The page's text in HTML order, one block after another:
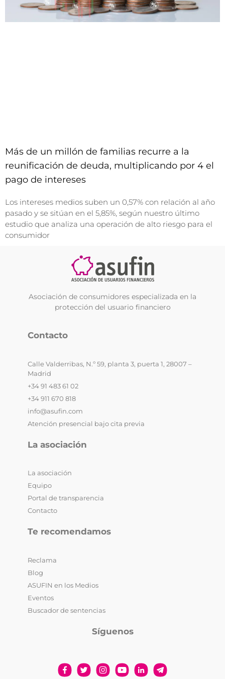
Más de un millón de familias recurre a la
reunificación de deuda, multiplicando por 4 el
pago de intereses
Los intereses medios suben un 0,57% con relación al año
pasado y se sitúan en el 5,85%, según nuestro último
estudio que analiza una operación de alto riesgo para el
consumidor
Asociación de consumidores especializada en la
protección del usuario financiero
Contacto
Calle Valderribas, N.º 59, planta 3, puerta 1, 28007 –
Madrid
+34 91 483 61 02
+34 911 670 818
info@asufin.com
Atención presencial bajo cita previa
La asociación
La asociación
Equipo
Portal de transparencia
Contacto
Te recomendamos
Reclama
Blog
ASUFIN en los Medios
Eventos
Buscador de sentencias
Síguenos